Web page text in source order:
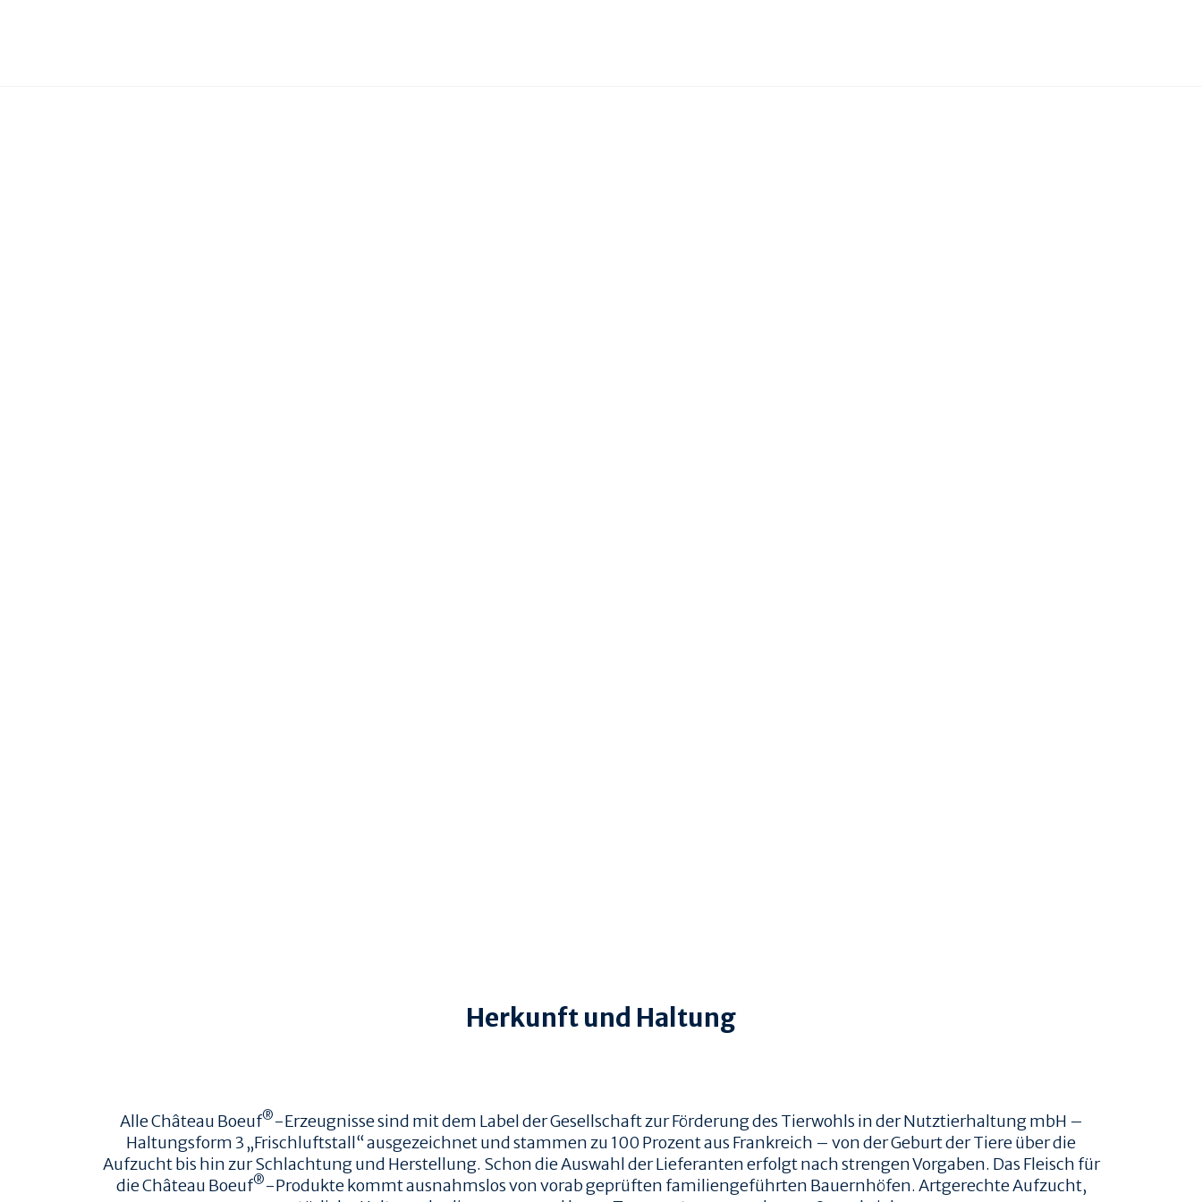
Herkunft und Haltung
Alle Château Boeuf®-Erzeugnisse sind mit dem Label derGesellschaft zur Förderung des Tierwohls in der Nutztierhaltung mbH –
Haltungsform 3 „Frischluftstall“ ausgezeichnet und stammen zu 100 Prozent aus Frankreich – von der Geburt der Tiere über die
Aufzucht bis hin zur Schlachtung und Herstellung. Schon die Auswahl der Lieferanten erfolgt nach strengen Vorgaben. Das Fleisch für
die Château Boeuf®-Produkte kommt ausnahmslos von vorab geprüften familiengeführten Bauernhöfen. Artgerechte Aufzucht,